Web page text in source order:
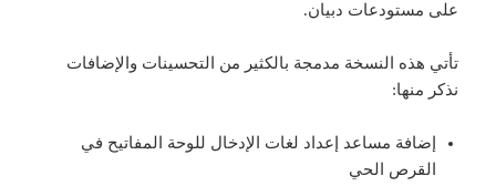
على مستودعات دبيان.
تأتي هذه النسخة مدمجة بالكثير من التحسينات والإضافات
نذكر منها:
إضافة مساعد إعداد لغات الإدخال للوحة المفاتيح في
القرص الحي